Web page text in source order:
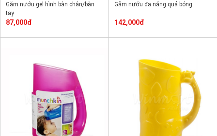
Gặm nướu gel hình bàn chân/bàn
tay
87,000đ
Gặm nướu đa năng quả bóng
142,000đ